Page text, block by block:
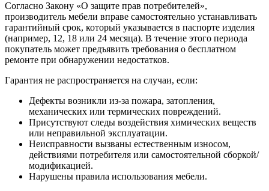
Согласно Закону «О защите прав потребителей»,
производитель мебели вправе самостоятельно устанавливать
гарантийный срок, который указывается в паспорте изделия
(например, 12, 18 или 24 месяца). В течение этого периода
покупатель может предъявить требования о бесплатном
ремонте при обнаружении недостатков.
Гарантия не распространяется на случаи, если:
Дефекты возникли из-за пожара, затопления,
механических или термических повреждений.
Присутствуют следы воздействия химических веществ
или неправильной эксплуатации.
Неисправности вызваны естественным износом,
действиями потребителя или самостоятельной сборкой/
модификацией.
Нарушены правила использования мебели.